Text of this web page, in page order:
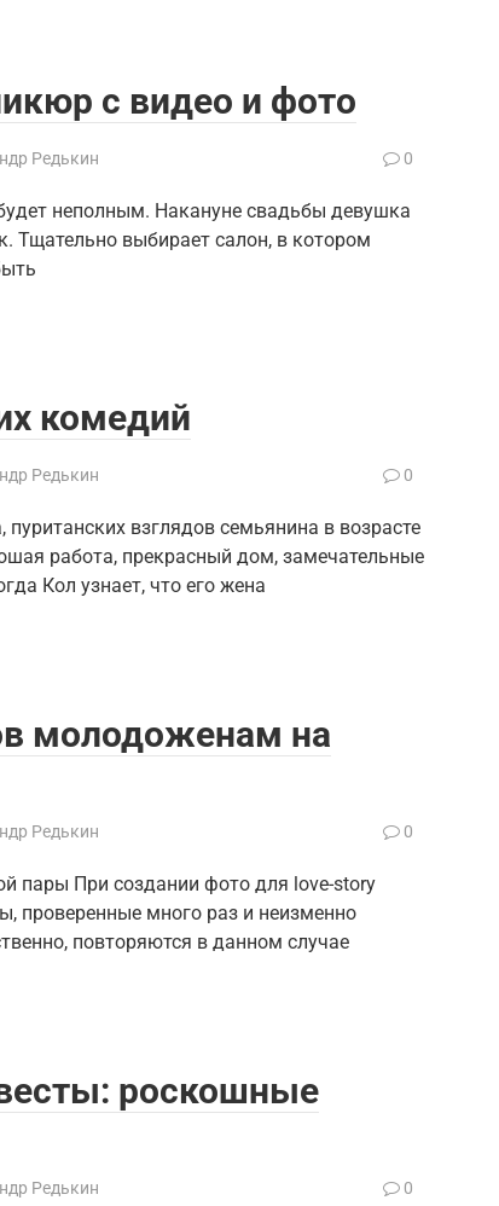
с видео и фото
Редькин 0
неполным. Накануне свадьбы девушка
Тщательно выбирает салон, в котором
комедий
Редькин 0
взглядов семьянина в возрасте
работа, прекрасный дом, замечательные
Кол узнает, что его жена
молодоженам на
Редькин 0
пары При создании фото для love-story
проверенные много раз и неизменно
повторяются в данном случае
роскошные
Редькин 0